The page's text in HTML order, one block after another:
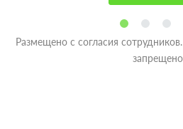
Размещено с согласия